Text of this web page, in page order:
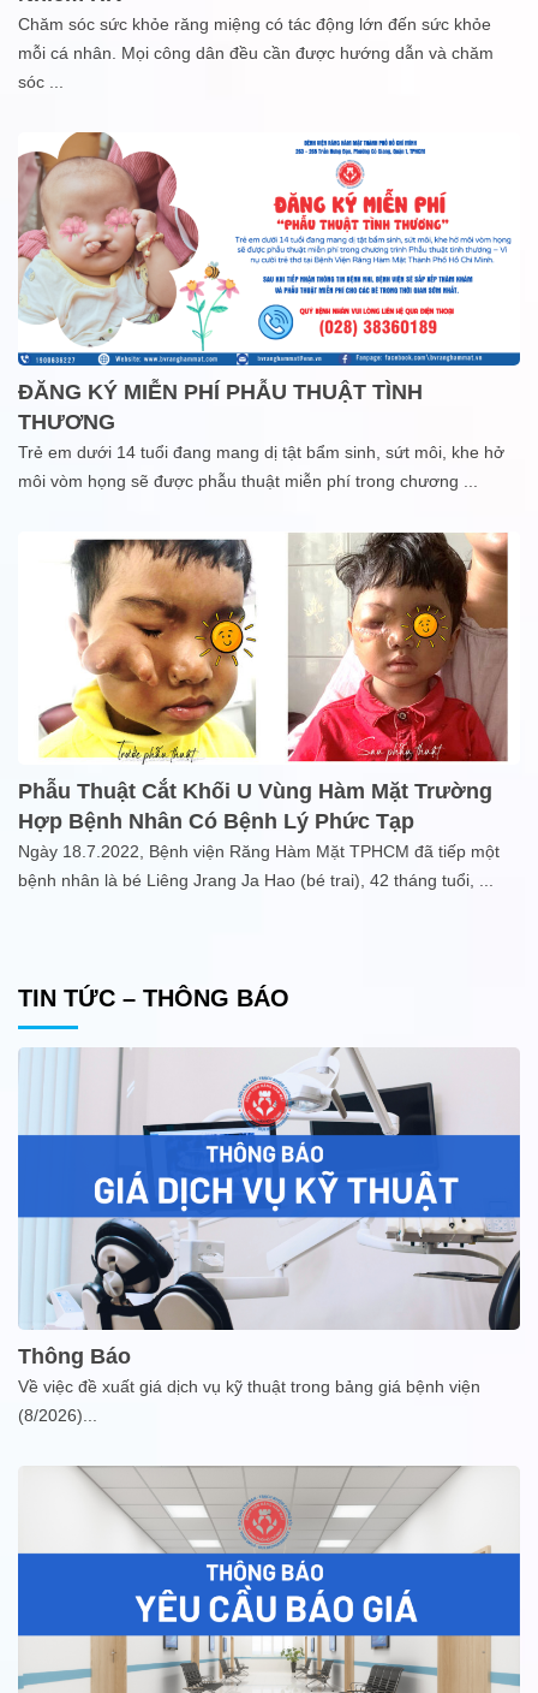
Chăm sóc sức khỏe răng miệng có tác động lớn đến sức khỏe
mỗi cá nhân. Mọi công dân đều cần được hướng dẫn và chăm
sóc
ĐĂNG KÝ MIỄN PHÍ PHẪU THUẬT TÌNH
THƯƠNG
Trẻ em dưới 14 tuổi đang mang dị tật bẩm sinh, sứt môi, khe hở
môi vòm họng sẽ được phẫu thuật miễn phí trong chương
Phẫu Thuật Cắt Khối U Vùng Hàm Mặt Trường
Hợp Bệnh Nhân Có Bệnh Lý Phức Tạp
Ngày 18.7.2022, Bệnh viện Răng Hàm Mặt TPHCM đã tiếp một
bệnh nhân là bé Liêng Jrang Ja Hao (bé trai), 42 tháng tuổi,
TIN TỨC – THÔNG BÁO
Thông Báo
Về việc đề xuất giá dịch vụ kỹ thuật trong bảng giá bệnh viện
(8/2026)